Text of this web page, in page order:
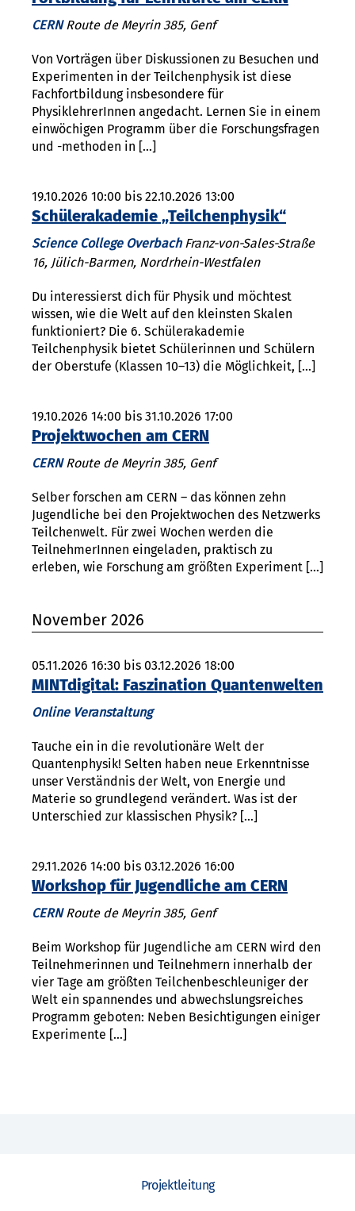
CERNRoute de Meyrin 385, Genf
Von Vorträgen über Diskussionen zu Besuchen und
Experimenten in der Teilchenphysik ist diese
Fachfortbildung insbesondere für
PhysiklehrerInnen angedacht. Lernen Sie in einem
einwöchigen Programm über die Forschungsfragen
und -methoden in […]
19.10.2026 10:00 bis 22.10.2026 13:00
Schülerakademie „Teilchenphysik“
Science College OverbachFranz-von-Sales-Straße
16, Jülich-Barmen, Nordrhein-Westfalen
Du interessierst dich für Physik und möchtest
wissen, wie die Welt auf den kleinsten Skalen
funktioniert? Die 6. Schülerakademie
Teilchenphysik bietet Schülerinnen und Schülern
der Oberstufe (Klassen 10–13) die Möglichkeit, […]
19.10.2026 14:00 bis 31.10.2026 17:00
Projektwochen am CERN
CERNRoute de Meyrin 385, Genf
Selber forschen am CERN – das können zehn
Jugendliche bei den Projektwochen des Netzwerks
Teilchenwelt. Für zwei Wochen werden die
TeilnehmerInnen eingeladen, praktisch zu
erleben, wie Forschung am größten Experiment […]
November 2026
05.11.2026 16:30 bis 03.12.2026 18:00
MINTdigital: Faszination Quantenwelten
Online Veranstaltung
Tauche ein in die revolutionäre Welt der
Quantenphysik! Selten haben neue Erkenntnisse
unser Verständnis der Welt, von Energie und
Materie so grundlegend verändert. Was ist der
Unterschied zur klassischen Physik? […]
29.11.2026 14:00 bis 03.12.2026 16:00
Workshop für Jugendliche am CERN
CERNRoute de Meyrin 385, Genf
Beim Workshop für Jugendliche am CERN wird den
Teil­neh­merinnen und Teilnehmern innerhalb der
vier Tage am größten Teilchenbeschleuniger der
Welt ein spannendes und abwechslungsreiches
Programm geboten: Neben Besichtigungen einiger
Ex­­perimente […]
Projektleitung